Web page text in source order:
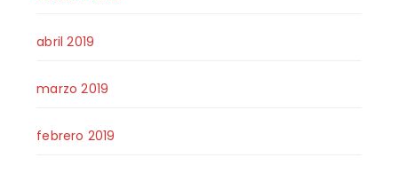
abril 2019
marzo 2019
febrero 2019